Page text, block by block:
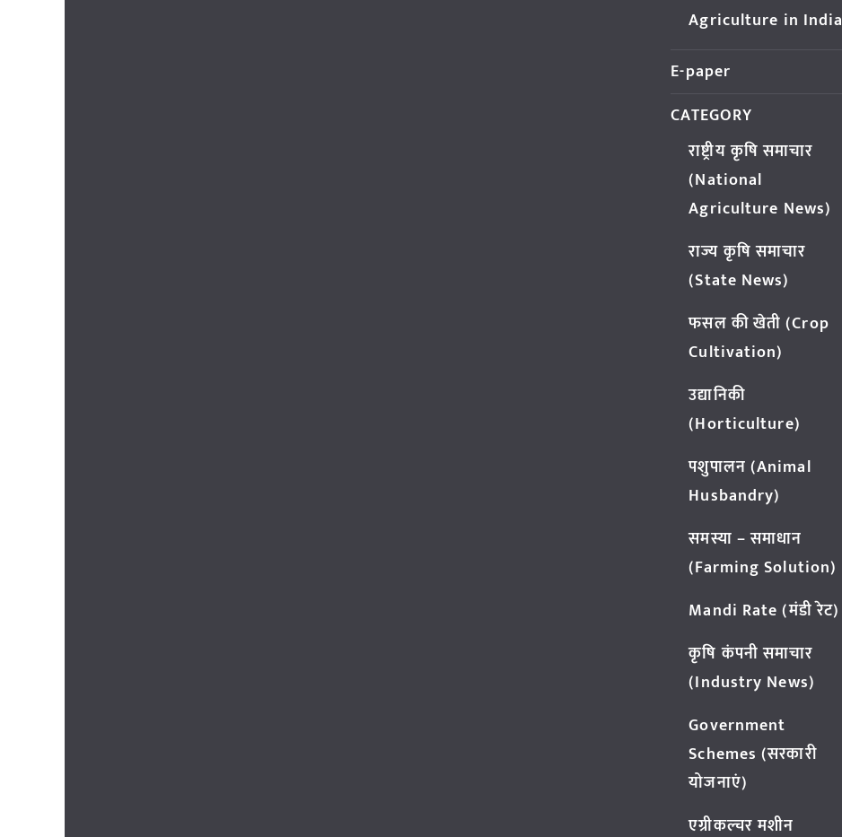
Agriculture in India
E-paper
CATEGORY
राष्ट्रीय कृषि समाचार
(National
Agriculture News)
राज्य कृषि समाचार
(State News)
फसल की खेती (Crop
Cultivation)
उद्यानिकी
(Horticulture)
पशुपालन (Animal
Husbandry)
समस्या – समाधान
(Farming Solution)
Mandi Rate (मंडी रेट)
कृषि कंपनी समाचार
(Industry News)
Government
Schemes (सरकारी
योजनाएं)
एग्रीकल्चर मशीन